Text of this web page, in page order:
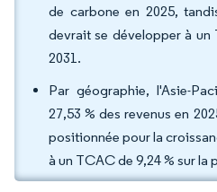
de carbone en 2025,
devrait se développer à un
2031.
Par géographie, l'Asie-
27,53 % des revenus en
positionnée pour la
à un TCAC de 9,24 % sur